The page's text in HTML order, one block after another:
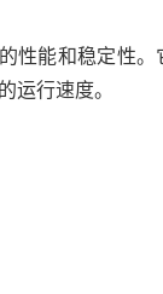
性能和稳定性
运行速度。